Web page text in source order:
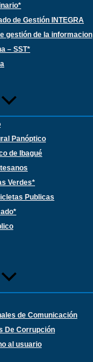
de Gestión INTEGRA
gestión de la informacion
– SST*
Panóptico
de Ibagué
Verdes*
Publicas
de Comunicación
De Corrupción
al usuario